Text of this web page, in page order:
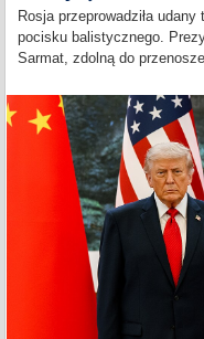
Rosja przeprowadziła
pocisku balistycznego.
Sarmat, zdolną do